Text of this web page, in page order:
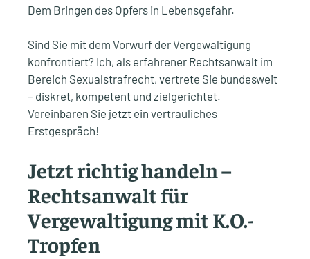
Dem Bringen des Opfers in Lebensgefahr.
Sind Sie mit dem Vorwurf der Vergewaltigung
konfrontiert? Ich, als erfahrener Rechtsanwalt im
Bereich Sexualstrafrecht, vertrete Sie bundesweit
– diskret, kompetent und zielgerichtet.
Vereinbaren Sie jetzt ein vertrauliches
Erstgespräch!
Jetzt richtig handeln –
Rechtsanwalt für
Vergewaltigung mit K.O.-
Tropfen